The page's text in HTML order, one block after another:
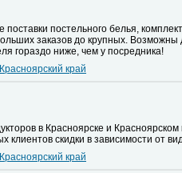
постельного белья,
заказов до крупных.
гораздо ниже, чем у посредника!
Красноярский край
в Красноярске и
скидки в зависимости от
Красноярский край